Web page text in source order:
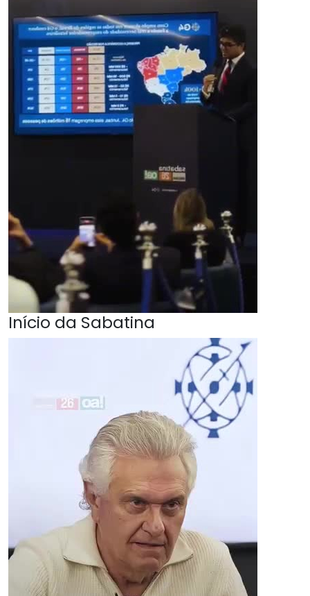
Início da Sabatina